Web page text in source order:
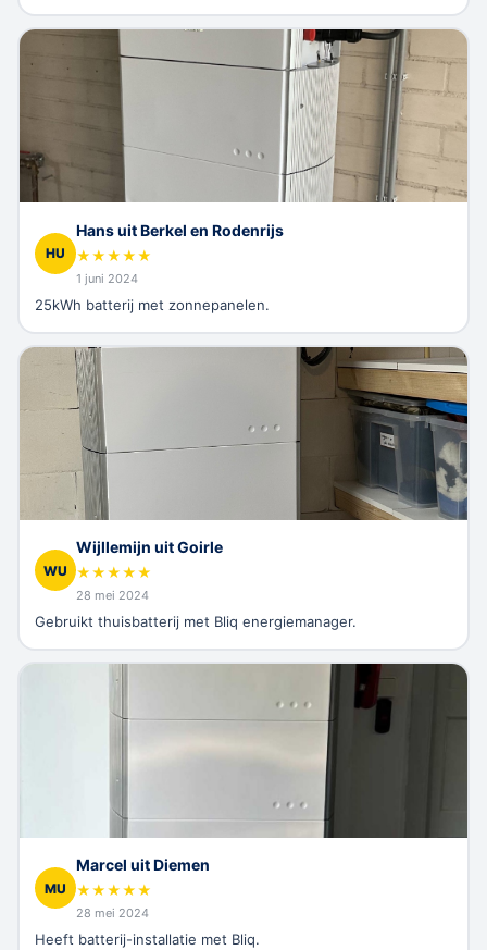
HU
Hans uit Berkel en Rodenrijs
★★★★★
1 juni 2024
25kWh batterij met zonnepanelen.
WU
Wijllemijn uit Goirle
★★★★★
28 mei 2024
Gebruikt thuisbatterij met Bliq energiemanager.
MU
Marcel uit Diemen
★★★★★
28 mei 2024
Heeft batterij-installatie met Bliq.